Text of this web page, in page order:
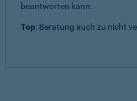
beantworten kann.
Top: Beratung auch zu nicht